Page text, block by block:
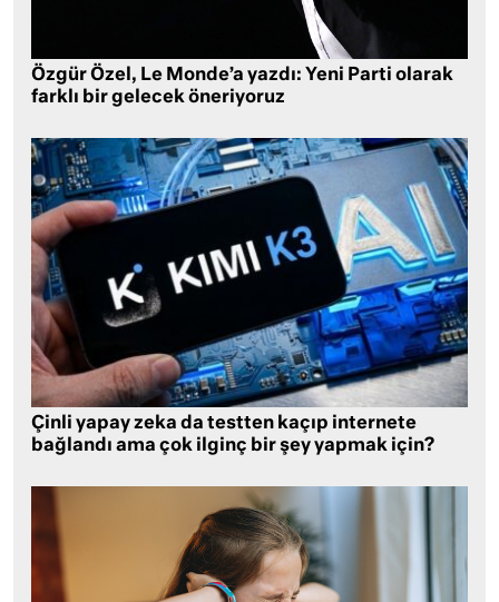
Özgür Özel, Le Monde’a yazdı: Yeni Parti olarak
farklı bir gelecek öneriyoruz
Çinli yapay zeka da testten kaçıp internete
bağlandı ama çok ilginç bir şey yapmak için?